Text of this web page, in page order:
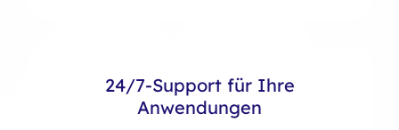
24/7-Support für Ihre
Anwendungen